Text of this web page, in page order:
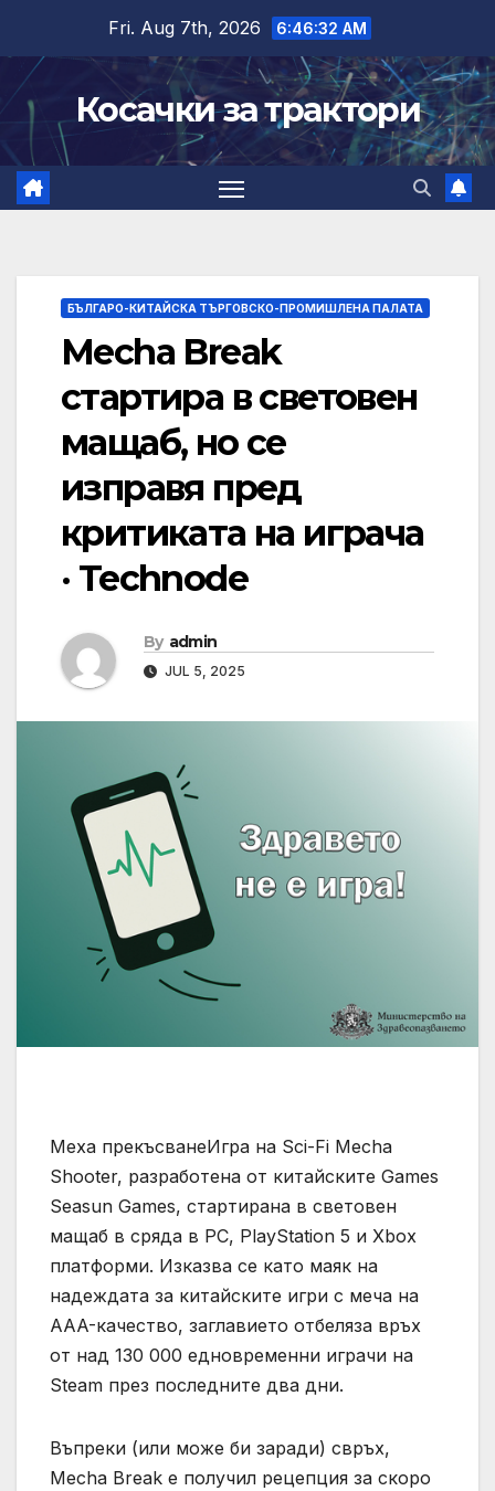
content
Fri. Aug 7th, 2026 6:46:33 AM
Косачки за трактори
БЪЛГАРО-КИТАЙСКА ТЪРГОВСКО-ПРОМИШЛЕНА ПАЛАТА
Mecha Break
стартира в световен
мащаб, но се
изправя пред
критиката на играча
· Technode
By admin
JUL 5, 2025
Меха прекъсванеИгра на Sci-Fi Mecha
Shooter, разработена от китайските Games
Seasun Games, стартирана в световен
мащаб в сряда в PC, PlayStation 5 и Xbox
платформи. Изказва се като маяк на
надеждата за китайските игри с меча на
AAA-качество, заглавието отбеляза връх
от над 130 000 едновременни играчи на
Steam през последните два дни.
Въпреки (или може би заради) свръх,
Mecha Break е получил рецепция за скоро